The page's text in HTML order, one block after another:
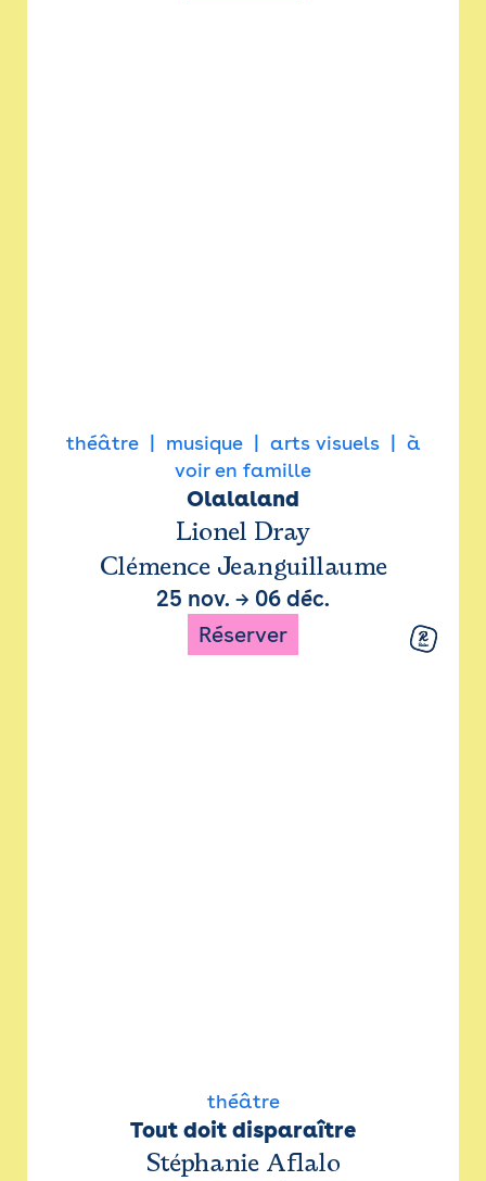
théâtre musique arts visuels
à
voir en famille
Olalaland
Lionel Dray
Clémence Jeanguillaume
25 nov. → 06 déc.
Réserver
théâtre
Tout doit disparaître
Stéphanie Aflalo